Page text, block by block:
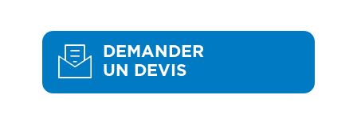
DEMANDER
UN DEVIS